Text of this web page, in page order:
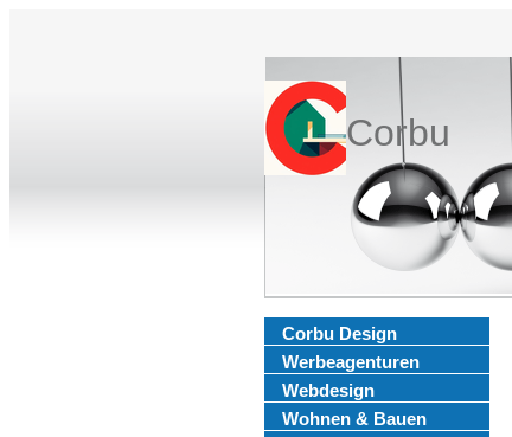
Corbu
Corbu Design
Werbeagenturen
Webdesign
Wohnen & Bauen